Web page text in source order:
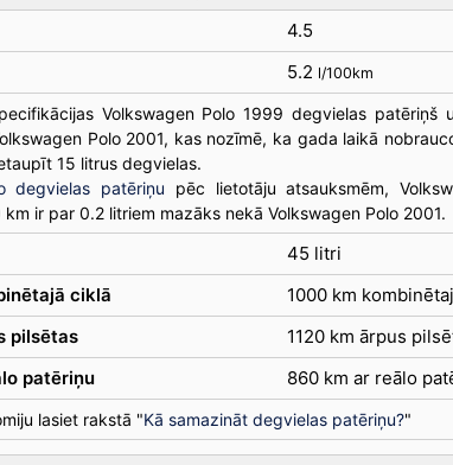
4.5
5.2 l/100km
Volkswagen Polo 1999 degvielas
Polo 2001, kas nozīmē, ka gada laikā
15 litrus degvielas.
degvielas patēriņu pēc lietotāju atsauksmēm,
ir par 0.2 litriem mazāks nekā Volkswagen Polo 2001.
45 litri
ciklā
1000 km
pilsētas
1120 km ārpus
patēriņu
860 km ar reālo
lasiet rakstā "Kā samazināt degvielas patēriņu?"